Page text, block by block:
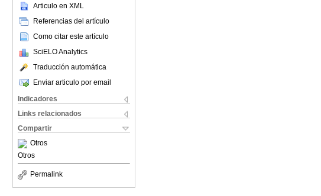
Articulo en XML
Referencias del artículo
Como citar este artículo
SciELO Analytics
Traducción automática
Enviar articulo por email
Indicadores
Links relacionados
Compartir
Otros
Otros
Permalink